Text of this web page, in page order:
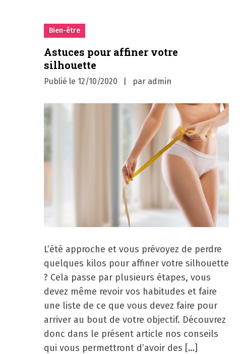
Bien-être
Astuces pour affiner votre
silhouette
Publié le 12/10/2020 par admin
L’été approche et vous prévoyez de perdre
quelques kilos pour affiner votre silhouette
? Cela passe par plusieurs étapes, vous
devez même revoir vos habitudes et faire
une liste de ce que vous devez faire pour
arriver au bout de votre objectif. Découvrez
donc dans le présent article nos conseils
qui vous permettront d’avoir des […]